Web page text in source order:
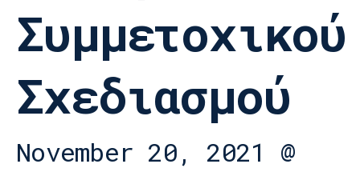
Συμμετοχικού
Σχεδιασμού
November 20, 2021 @